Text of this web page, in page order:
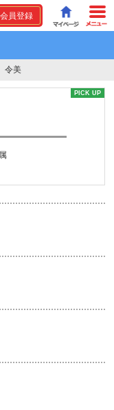
会員登録
令美
PICK UP